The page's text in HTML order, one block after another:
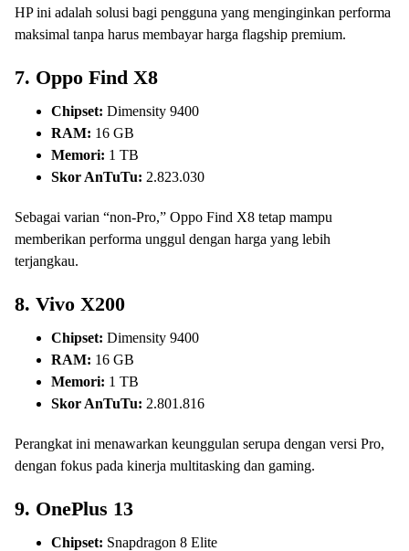
HP ini adalah solusi bagi pengguna yang menginginkan performa
maksimal tanpa harus membayar harga flagship premium.
7. Oppo Find X8
Chipset: Dimensity 9400
RAM: 16 GB
Memori: 1 TB
Skor AnTuTu: 2.823.030
Sebagai varian “non-Pro,” Oppo Find X8 tetap mampu
memberikan performa unggul dengan harga yang lebih
terjangkau.
8. Vivo X200
Chipset: Dimensity 9400
RAM: 16 GB
Memori: 1 TB
Skor AnTuTu: 2.801.816
Perangkat ini menawarkan keunggulan serupa dengan versi Pro,
dengan fokus pada kinerja multitasking dan gaming.
9. OnePlus 13
Chipset: Snapdragon 8 Elite